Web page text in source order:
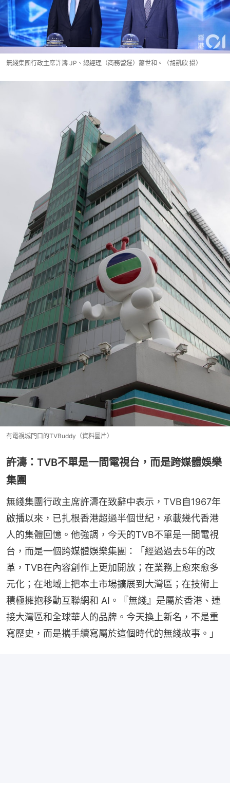
無綫集團行政主席許濤 JP、總經理（商務營運）蕭世和。（胡凱欣 攝）
有電視城門口的TVBuddy（資料圖片）
許濤：TVB不單是一間電視台，而是跨媒體娛樂
集團
無綫集團行政主席許濤在致辭中表示，TVB自1967年
啟播以來，已扎根香港超過半個世紀，承載幾代香港
人的集體回憶。他強調，今天的TVB不單是一間電視
台，而是一個跨媒體娛樂集團：「經過過去5年的改
革，TVB在內容創作上更加開放；在業務上愈來愈多
元化；在地域上把本土市場擴展到大灣區；在技術上
積極擁抱移動互聯網和 AI。『無綫』是屬於香港、連
接大灣區和全球華人的品牌。今天換上新名，不是重
寫歷史，而是攜手續寫屬於這個時代的無綫故事。」